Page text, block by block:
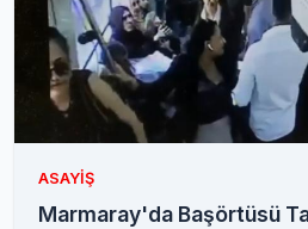
ASAYIŞ
Marmaray'da Başörtüsü